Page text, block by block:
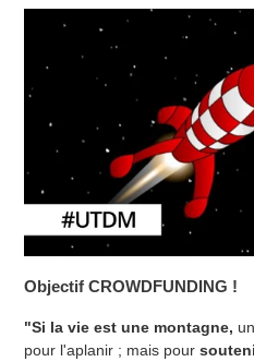
Objectif CROWDFUNDING !
"Si la vie est une montagne,
pour l'aplanir ; mais pour